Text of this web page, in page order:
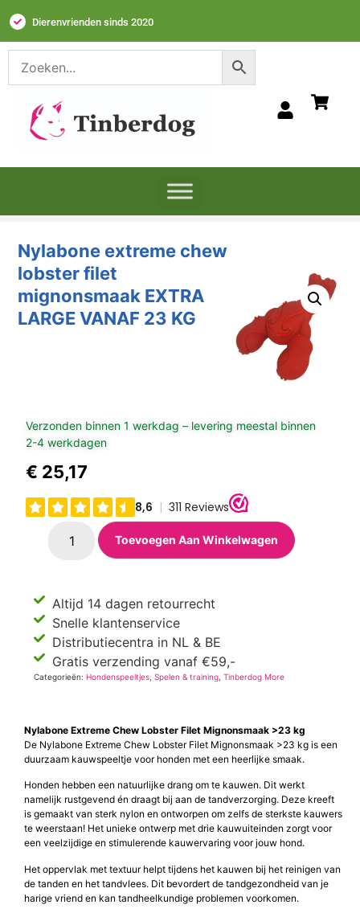
Dierenvrienden sinds 2020
Nylabone extreme chew
lobster filet
mignonsmaak EXTRA
LARGE VANAF 23 KG
Verzonden binnen 1 werkdag – levering meestal binnen
2-4 werkdagen
€ 25,17
Toevoegen Aan Winkelwagen
Altijd 14 dagen retourrecht
Snelle klantenservice
Distributiecentra in NL & BE
Gratis verzending vanaf €59,-
Categorieën:Hondenspeeltjes ,Spelen & training ,Tinberdog More
Nylabone Extreme Chew Lobster Filet Mignonsmaak >23 kg
De Nylabone Extreme Chew Lobster Filet Mignonsmaak >23 kg is een
duurzaam kauwspeeltje voor honden met een heerlijke smaak.
Honden hebben een natuurlijke drang om te kauwen. Dit werkt
namelijk rustgevend én draagt bij aan de tandverzorging. Deze kreeft
is gemaakt van sterk nylon en ontworpen om zelfs de sterkste kauwers
te weerstaan! Het unieke ontwerp met drie kauwuiteinden zorgt voor
een veelzijdige en stimulerende kauwervaring voor jouw hond.
Het oppervlak met textuur helpt tijdens het kauwen bij het reinigen van
de tanden en het tandvlees. Dit bevordert de tandgezondheid van je
harige vriend en kan tandheelkundige problemen voorkomen.